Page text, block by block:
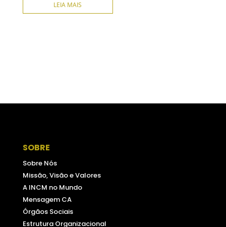
LEIA MAIS
SOBRE
Sobre Nós
Missão, Visão e Valores
A INCM no Mundo
Mensagem CA
Órgãos Sociais
Estrutura Organizacional